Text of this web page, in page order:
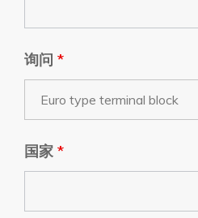
询问 *
国家 *